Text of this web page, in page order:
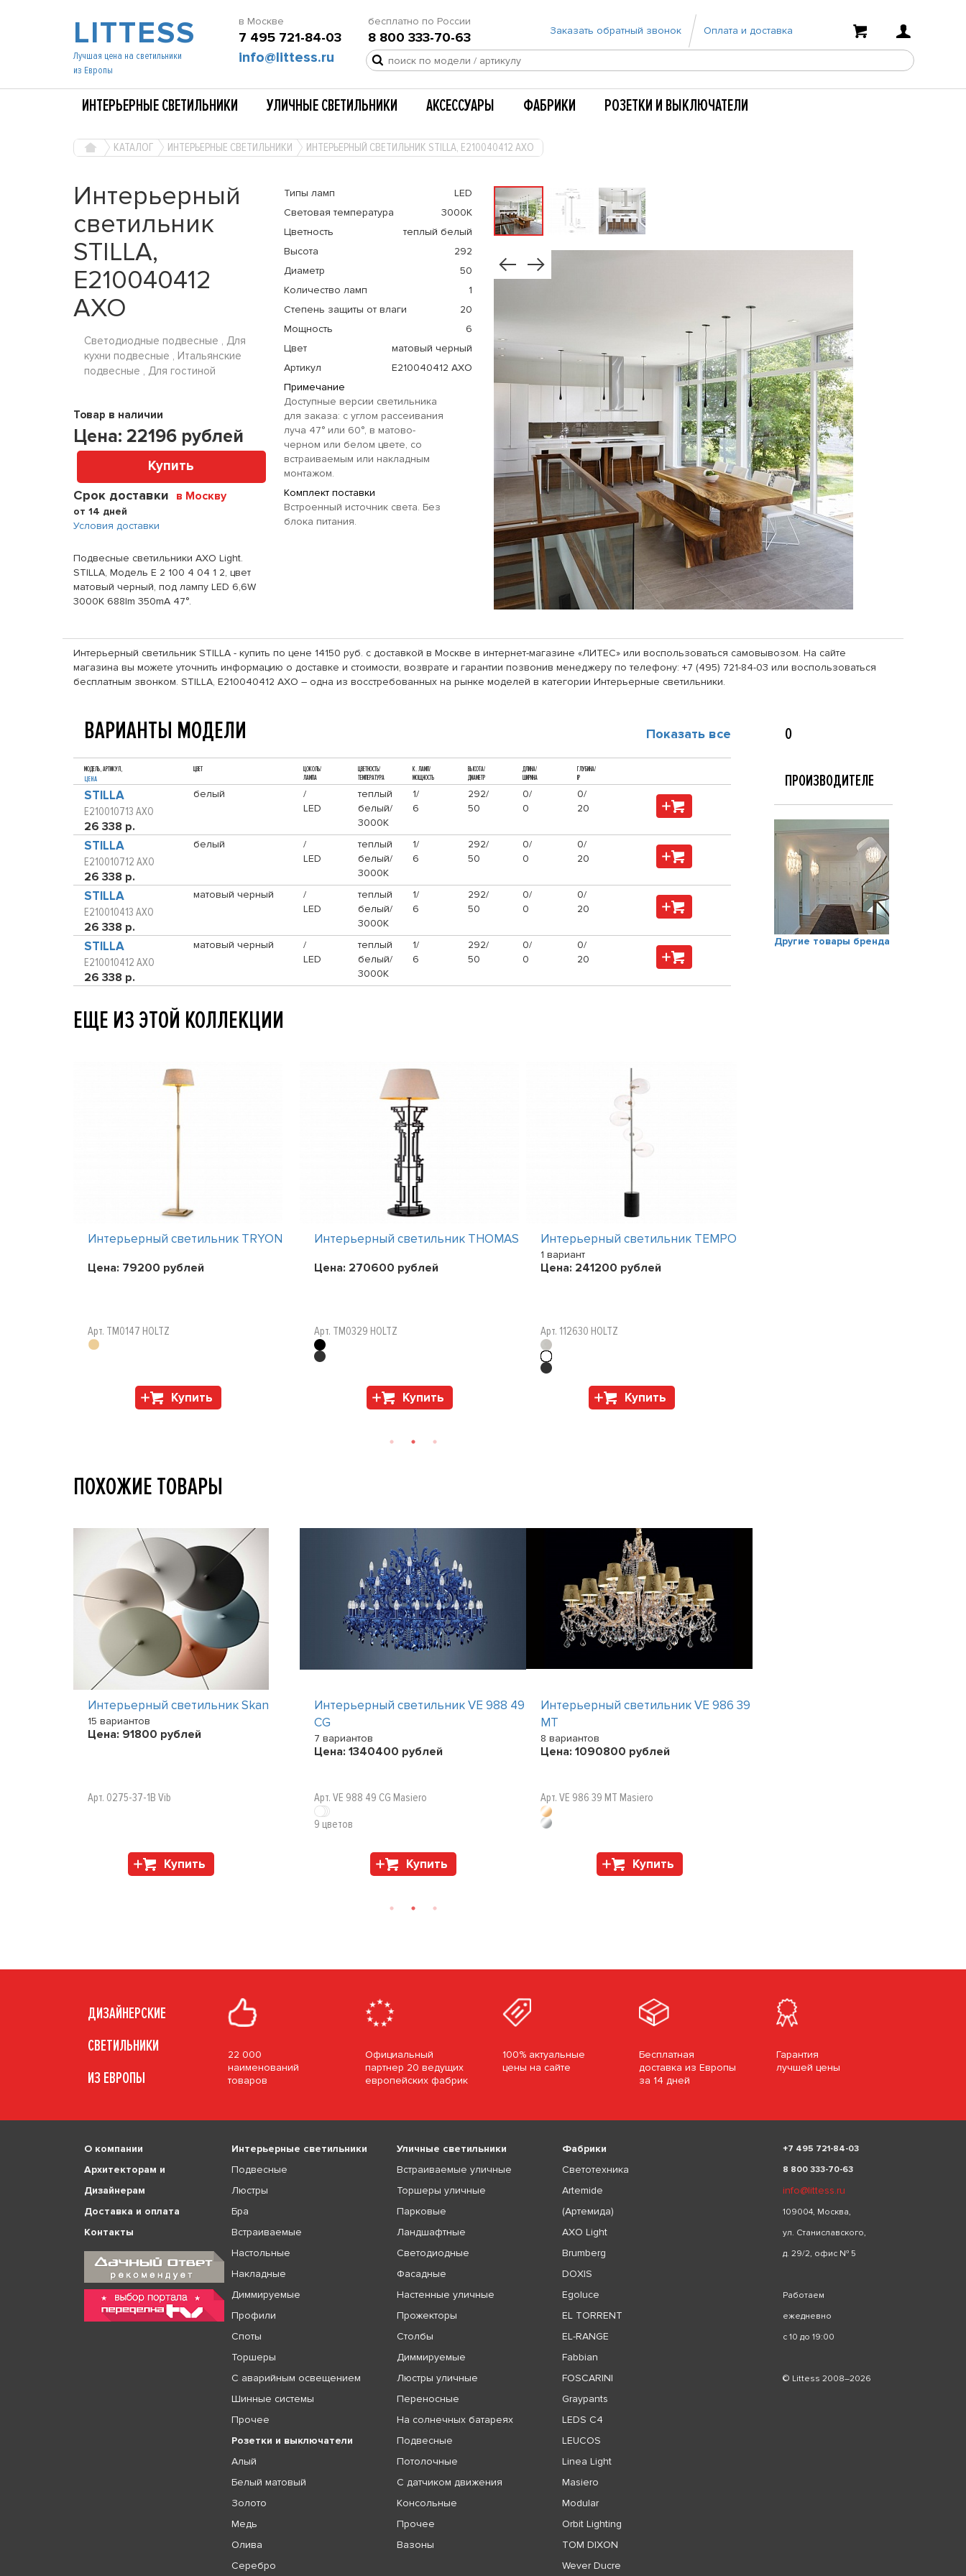
LITTESS
Лучшая цена на светильники
из Европы
в Москве
7 495 721-84-03
бесплатно по России
8 800 333-70-63 Заказать обратный звонок Оплата и доставка
info@littess.ru
ИНТЕРЬЕРНЫЕ СВЕТИЛЬНИКИ УЛИЧНЫЕ СВЕТИЛЬНИКИ АКСЕССУАРЫ ФАБРИКИ РОЗЕТКИ И ВЫКЛЮЧАТЕЛИ
КАТАЛОГ ИНТЕРЬЕРНЫЕ СВЕТИЛЬНИКИ ИНТЕРЬЕРНЫЙ СВЕТИЛЬНИК STILLA, E210040412 AXO
Интерьерный
светильник
STILLA,
E210040412
AXO
Светодиодные подвесные , Для
кухни подвесные , Итальянские
подвесные , Для гостиной
Товар в наличии
Цена: 22196 рублей
Купить
Срок доставки в Москву
от 14 дней
Условия доставки
Подвесные светильники AXO Light.
STILLA, Модель E 2 100 4 04 1 2, цвет
матовый черный, под лампу LED 6,6W
3000K 688lm 350mA 47°.
Типы ламп
LED
Световая температура
3000К
Цветность
теплый белый
Высота
292
Диаметр
50
Количество ламп
1
Степень защиты от влаги
20
Мощность
6
Цвет
матовый черный
Артикул
E210040412 AXO
Примечание
Доступные версии светильника
для заказа: с углом рассеивания
луча 47° или 60°, в матово-
черном или белом цвете, со
встраиваемым или накладным
монтажом.
Комплект поставки
Встроенный источник света. Без
блока питания.
Интерьерный светильник STILLA - купить по цене 14150 руб. с доставкой в Москве в интернет-магазине «ЛИТЕС» или воспользоваться самовывозом. На сайте
магазина вы можете уточнить информацию о доставке и стоимости, возврате и гарантии позвонив менеджеру по телефону: +7 (495) 721-84-03 или воспользоваться
бесплатным звонком. STILLA, E210040412 AXO – одна из восстребованных на рынке моделей в категории Интерьерные светильники.
ВАРИАНТЫ МОДЕЛИ Показать все
МОДЕЛЬ, АРТИКУЛ,
ЦЕНА
ЦВЕТ
ЦОКОЛЬ/
ЛАМПА
ЦВЕТНОСТЬ/
ТЕМПЕРАТУРА
К. ЛАМП/
МОЩНОСТЬ
ВЫСОТА/
ДИАМЕТР
ДЛИНА/
ШИРИНА
ГЛУБИНА/
IP
STILLA
E210010713 AXO
26 338 р.
белый
/
LED
теплый
белый/
3000К
1/
6
292/
50
0/
0
0/
20
STILLA
E210010712 AXO
26 338 р.
белый
/
LED
теплый
белый/
3000К
1/
6
292/
50
0/
0
0/
20
STILLA
E210010413 AXO
26 338 р.
матовый черный
/
LED
теплый
белый/
3000К
1/
6
292/
50
0/
0
0/
20
STILLA
E210010412 AXO
26 338 р.
матовый черный
/
LED
теплый
белый/
3000К
1/
6
292/
50
0/
0
0/
20
ЕЩЕ ИЗ ЭТОЙ КОЛЛЕКЦИИ
Интерьерный светильник TRYON
Цена: 79200 рублей
Арт. TM0147 HOLTZ
Купить
Интерьерный светильник THOMAS
Цена: 270600 рублей
Арт. TM0329 HOLTZ
Купить
Интерьерный светильник TEMPO
1 вариант
Цена: 241200 рублей
Арт. 112630 HOLTZ
Купить
ПОХОЖИЕ ТОВАРЫ
Интерьерный светильник Skan
15 вариантов
Цена: 91800 рублей
Арт. 0275-37-1B Vib
Купить
Интерьерный светильник VE 988 49
CG
7 вариантов
Цена: 1340400 рублей
Арт. VE 988 49 CG Masiero
9 цветов
Купить
Интерьерный светильник VE 986 39
MT
8 вариантов
Цена: 1090800 рублей
Арт. VE 986 39 MT Masiero
Купить
О
ПРОИЗВОДИТЕЛЕ
Другие товары бренда
ДИЗАЙНЕРСКИЕ
СВЕТИЛЬНИКИ
ИЗ ЕВРОПЫ
22 000
наименований
товаров
Официальный
партнер 20 ведущих
европейских фабрик
100% актуальные
цены на сайте
Бесплатная
доставка из Европы
за 14 дней
Гарантия
лучшей цены
О компании
Архитекторам и
Дизайнерам
Доставка и оплата
Контакты
Интерьерные светильники
Подвесные
Люстры
Бра
Встраиваемые
Настольные
Накладные
Диммируемые
Профили
Споты
Торшеры
С аварийным освещением
Шинные системы
Прочее
Розетки и выключатели
Алый
Белый матовый
Золото
Медь
Олива
Серебро
Уличные светильники
Встраиваемые уличные
Торшеры уличные
Парковые
Ландшафтные
Светодиодные
Фасадные
Настенные уличные
Прожекторы
Столбы
Диммируемые
Люстры уличные
Переносные
На солнечных батареях
Подвесные
Потолочные
С датчиком движения
Консольные
Прочее
Вазоны
Фабрики
Светотехника
Artemide
(Артемида)
AXO Light
Brumberg
DOXIS
Egoluce
EL TORRENT
EL-RANGE
Fabbian
FOSCARINI
Graypants
LEDS C4
LEUCOS
Linea Light
Masiero
Modular
Orbit Lighting
TOM DIXON
Wever Ducre
+7 495 721-84-03
8 800 333-70-63
info@littess.ru
109004, Москва,
ул. Станиславского,
д. 29/2, офис № 5
Работаем
ежедневно
с 10 до 19:00
© Littess 2008–2026